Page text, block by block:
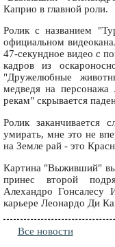
Каприо в главной роли.
Ролик с названием
официальном
47-секундное видео с
кадров из
"Дружелюбные
медведя на
рекам" скрывается
Ролик
умирать, мне это не
на Земле рай - это
Картина "Выживший"
принес второй
Алехандро Гонсалесу
карьере Леонардо Ди
Все новости